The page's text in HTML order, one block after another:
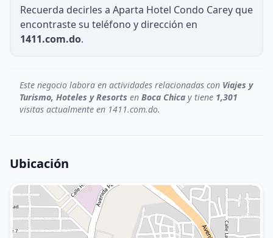
Recuerda decirles a Aparta Hotel Condo Carey que
encontraste su teléfono y dirección en
1411.com.do.
Este negocio labora en actividades relacionadas con Viajes y
Turismo, Hoteles y Resorts en Boca Chica y tiene 1,301
visitas actualmente en 1411.com.do.
Ubicación